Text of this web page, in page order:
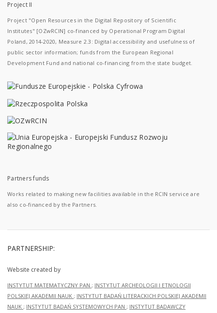
Project II
Project "Open Resources in the Digital Repository of Scientific
Institutes" [OZwRCIN] co-financed by Operational Program Digital
Poland, 2014-2020, Measure 2.3: Digital accessibility and usefulness of
public sector information; funds from the European Regional
Development Fund and national co-financing from the state budget.
Partners funds
Works related to making new facilities available in the RCIN service are
also co-financed by the Partners.
PARTNERSHIP:
Website created by
INSTYTUT MATEMATYCZNY PAN ; INSTYTUT ARCHEOLOGII I ETNOLOGII
POLSKIEJ AKADEMII NAUK ; INSTYTUT BADAŃ LITERACKICH POLSKIEJ AKADEMII
NAUK ; INSTYTUT BADAŃ SYSTEMOWYCH PAN ; INSTYTUT BADAWCZY